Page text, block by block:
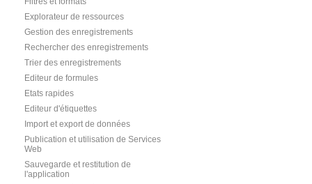
Explorateur de ressources
Gestion des enregistrements
Rechercher des enregistrements
Trier des enregistrements
Editeur de formules
Etats rapides
Editeur d'étiquettes
Import et export de données
Publication et utilisation de Services
Web
Sauvegarde et restitution de
l'application